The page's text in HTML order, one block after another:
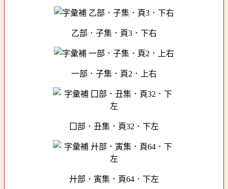
乙部．子集．頁3．下右
一部．子集．頁2．上右
囗部．丑集．頁32．下左
廾部．寅集．頁64．下左